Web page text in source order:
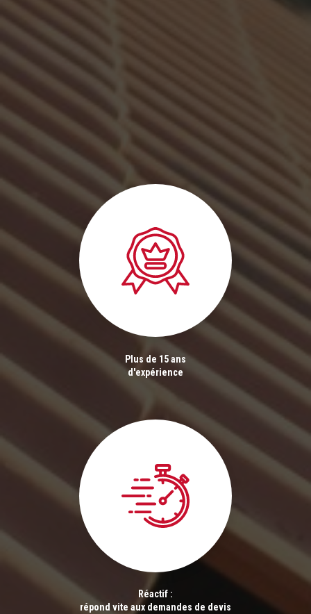
Plus de 15 ans
d'expérience
Réactif :
répond vite aux demandes de devis